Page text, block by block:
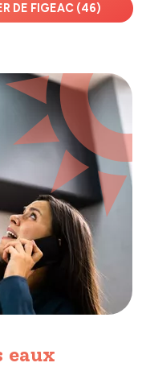
DE FIGEAC (46)
eaux